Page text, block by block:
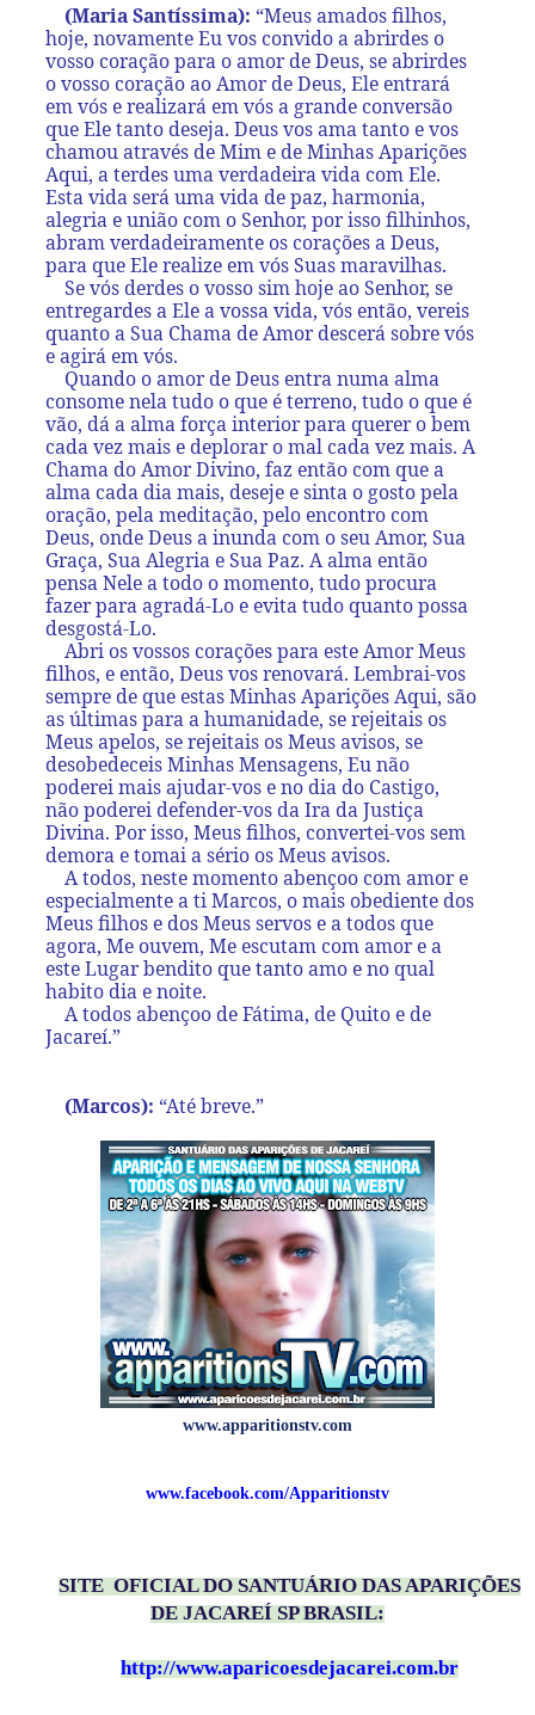
(Maria Santíssima): “Meus amados filhos,
hoje, novamente Eu vos convido a abrirdes o
vosso coração para o amor de Deus, se abrirdes
o vosso coração ao Amor de Deus, Ele entrará
em vós e realizará em vós a grande conversão
que Ele tanto deseja. Deus vos ama tanto e vos
chamou através de Mim e de Minhas Aparições
Aqui, a terdes uma verdadeira vida com Ele.
Esta vida será uma vida de paz, harmonia,
alegria e união com o Senhor, por isso filhinhos,
abram verdadeiramente os corações a Deus,
para que Ele realize em vós Suas maravilhas.
Se vós derdes o vosso sim hoje ao Senhor, se
entregardes a Ele a vossa vida, vós então, vereis
quanto a Sua Chama de Amor descerá sobre vós
e agirá em vós.
Quando o amor de Deus entra numa alma
consome nela tudo o que é terreno, tudo o que é
vão, dá a alma força interior para querer o bem
cada vez mais e deplorar o mal cada vez mais. A
Chama do Amor Divino, faz então com que a
alma cada dia mais, deseje e sinta o gosto pela
oração, pela meditação, pelo encontro com
Deus, onde Deus a inunda com o seu Amor, Sua
Graça, Sua Alegria e Sua Paz. A alma então
pensa Nele a todo o momento, tudo procura
fazer para agradá-Lo e evita tudo quanto possa
desgostá-Lo.
Abri os vossos corações para este Amor Meus
filhos, e então, Deus vos renovará. Lembrai-vos
sempre de que estas Minhas Aparições Aqui, são
as últimas para a humanidade, se rejeitais os
Meus apelos, se rejeitais os Meus avisos, se
desobedeceis Minhas Mensagens, Eu não
poderei mais ajudar-vos e no dia do Castigo,
não poderei defender-vos da Ira da Justiça
Divina. Por isso, Meus filhos, convertei-vos sem
demora e tomai a sério os Meus avisos.
A todos, neste momento abençoo com amor e
especialmente a ti Marcos, o mais obediente dos
Meus filhos e dos Meus servos e a todos que
agora, Me ouvem, Me escutam com amor e a
este Lugar bendito que tanto amo e no qual
habito dia e noite.
A todos abençoo de Fátima, de Quito e de
Jacareí.”
(Marcos): “Até breve.”
www.apparitionstv.com
www.facebook.com/Apparitionstv
SITE OFICIAL DO SANTUÁRIO DAS APARIÇÕES
DE JACAREÍ SP BRASIL:
http://www.aparicoesdejacarei.com.br